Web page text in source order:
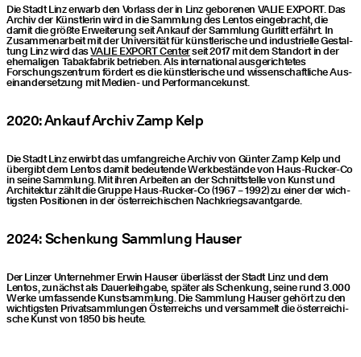
Die Stadt Linz erwarb den Vor­lass der in Linz gebo­re­nen VALIE EXPORT. Das
Archiv der Künst­le­rin wird in die Samm­lung des Lentos ein­ge­bracht, die
damit die größ­te Erwei­te­rung seit Ankauf der Samm­lung Gur­litt erfährt. In
Zusam­men­ar­beit mit der Uni­ver­si­tät für künst­le­ri­sche und indus­tri­el­le Gestal­
tung Linz wird dasVALIE EXPORT Cen­terseit 2017 mit dem Stand­ort in der
ehe­ma­li­gen Tabak­fa­brik betrie­ben. Als inter­na­tio­nal ausge­­richtetes
Forschungs­zentrum för­dert es die künst­le­ri­sche und wis­sen­schaft­li­che Aus­
ein­an­der­set­zung mit Medi­en- und Performancekunst.
2020: Ankauf Archiv Zamp Kelp
Die Stadt Linz erwirbt das umfang­rei­che Archiv von Gün­ter Zamp Kelp und
über­gibt dem Lentos damit bedeu­ten­de Werk­be­stän­de von Haus-Rucker-Co
in sei­ne Samm­lung. Mit ihren Arbei­ten an der Schnitt­stel­le von Kunst und
Archi­tek­tur zählt die Grup­pe Haus-Rucker-Co (1967 – 1992) zu einer der wich­
tigs­ten Posi­tio­nen in der öster­rei­chi­schen Nachkriegsavantgarde.
2024: Schen­kung Samm­lung Hauser
Der Lin­zer Unter­neh­mer Erwin Hau­ser über­lässt der Stadt Linz und dem
Lentos, zunächst als Dau­er­leih­ga­be, spä­ter als Schen­kung, sei­ne rund 3.000
Wer­ke umfas­sen­de Kunst­samm­lung. Die Samm­lung Hau­ser gehört zu den
wich­tigs­ten Pri­vat­samm­lun­gen Öster­reichs und ver­sam­melt die öster­rei­chi­
sche Kunst von 1850 bis heute.